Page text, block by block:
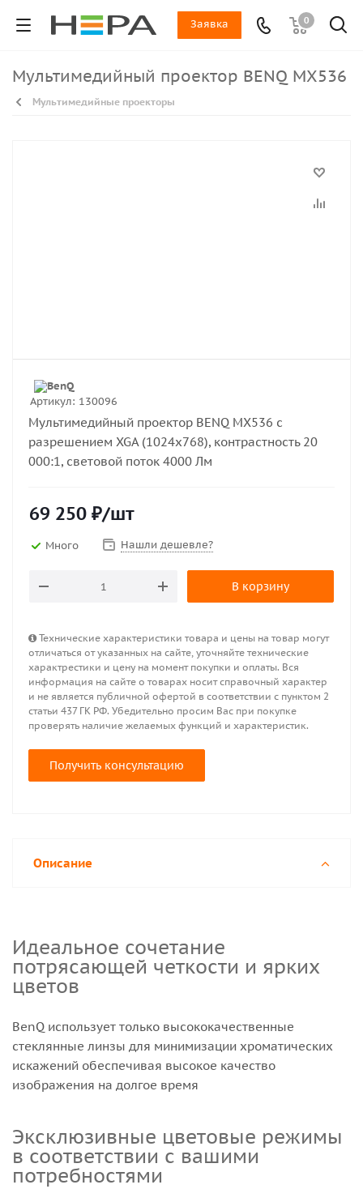
0
Заявка
Мультимедийный проектор BENQ MX536
Мультимедийные проекторы
Артикул: 130096
Мультимедийный проектор BENQ MX536 с
разрешением XGA (1024х768), контрастность 20
000:1, световой поток 4000 Лм
69 250 ₽/шт
Много Нашли дешевле?
В корзину
Технические характеристики товара и цены на товар могут
отличаться от указанных на сайте, уточняйте технические
характрестики и цену на момент покупки и оплаты. Вся
информация на сайте о товарах носит справочный характер
и не является публичной офертой в соответствии с пунктом 2
статьи 437 ГК РФ. Убедительно просим Вас при покупке
проверять наличие желаемых функций и характеристик.
Получить консультацию
Описание
Идеальное сочетание
потрясающей четкости и ярких
цветов
BenQ использует только высококачественные
стеклянные линзы для минимизации хроматических
искажений обеспечивая высокое качество
изображения на долгое время
Эксклюзивные цветовые режимы
в соответствии с вашими
потребностями